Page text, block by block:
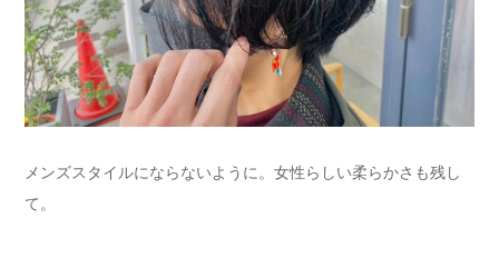
メンズスタイルにならないように。女性らしい柔らかさも残し
て。